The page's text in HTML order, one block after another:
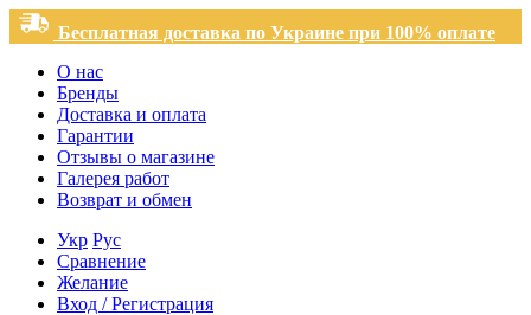
Бесплатная доставка по Украине при 100% оплате
О нас
Бренды
Доставка и оплата
Гарантии
Отзывы о магазине
Галерея работ
Возврат и обмен
Укр Рус
Сравнение
Желание
Вход / Регистрация